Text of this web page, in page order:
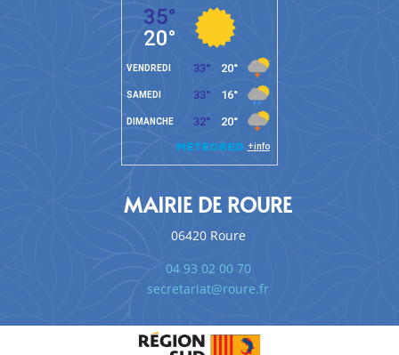
MAIRIE DE ROURE
06420 Roure
04 93 02 00 70
secretariat@roure.fr